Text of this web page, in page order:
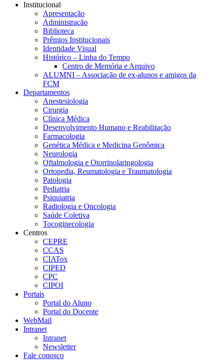
Institucional
Apresentação
Administração
Biblioteca
Prêmios Institucionais
Identidade Visual
Histórico – Linha do Tempo
Centro de Memória e Arquivo
ALUMNI – Associação de ex-alunos e amigos da
FCM
Departamentos
Anestesiologia
Cirurgia
Clínica Médica
Desenvolvimento Humano e Reabilitação
Farmacologia
Genética Médica e Medicina Genômica
Neurologia
Oftalmologia e Otorrinolaringologia
Ortopedia, Reumatologia e Traumatologia
Patologia
Pediatria
Psiquiatria
Radiologia e Oncologia
Saúde Coletiva
Tocoginecologia
Centros
CEPRE
CCAS
CIATox
CIPED
CPC
CIPOI
Portais
Portal do Aluno
Portal do Docente
WebMail
Intranet
Intranet
Newsletter
Fale conosco